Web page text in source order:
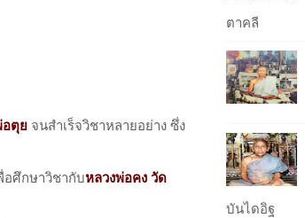
อตุย จนสำเร็จวิชาหลายอย่าง ซึ่ง
อศึกษาวิชากับหลวงพ่อคง วัด
ตาคลี
บันไดอิฐ